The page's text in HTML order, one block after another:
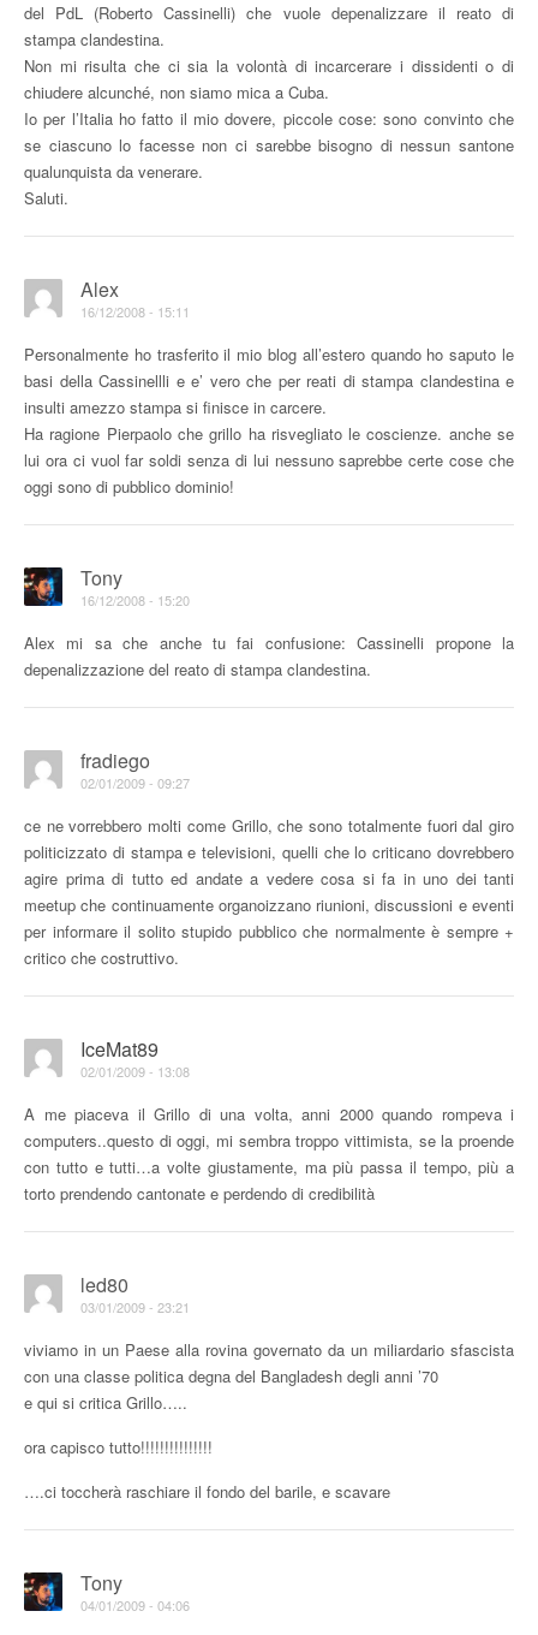
del PdL (Roberto Cassinelli) che vuole depenalizzare il reato di
stampa clandestina.
Non mi risulta che ci sia la volontà di incarcerare i dissidenti o di
chiudere alcunché, non siamo mica a Cuba.
Io per l’Italia ho fatto il mio dovere, piccole cose: sono convinto che
se ciascuno lo facesse non ci sarebbe bisogno di nessun santone
qualunquista da venerare.
Saluti.
Alex
16/12/2008 - 15:11
Personalmente ho trasferito il mio blog all’estero quando ho saputo le
basi della Cassinellli e e’ vero che per reati di stampa clandestina e
insulti amezzo stampa si finisce in carcere.
Ha ragione Pierpaolo che grillo ha risvegliato le coscienze. anche se
lui ora ci vuol far soldi senza di lui nessuno saprebbe certe cose che
oggi sono di pubblico dominio!
Tony
16/12/2008 - 15:20
Alex mi sa che anche tu fai confusione: Cassinelli propone la
depenalizzazione del reato di stampa clandestina.
fradiego
02/01/2009 - 09:27
ce ne vorrebbero molti come Grillo, che sono totalmente fuori dal giro
politicizzato di stampa e televisioni, quelli che lo criticano dovrebbero
agire prima di tutto ed andate a vedere cosa si fa in uno dei tanti
meetup che continuamente organoizzano riunioni, discussioni e eventi
per informare il solito stupido pubblico che normalmente è sempre +
critico che costruttivo.
IceMat89
02/01/2009 - 13:08
A me piaceva il Grillo di una volta, anni 2000 quando rompeva i
computers..questo di oggi, mi sembra troppo vittimista, se la proende
con tutto e tutti…a volte giustamente, ma più passa il tempo, più a
torto prendendo cantonate e perdendo di credibilità
led80
03/01/2009 - 23:21
viviamo in un Paese alla rovina governato da un miliardario sfascista
con una classe politica degna del Bangladesh degli anni ’70
e qui si critica Grillo…..
ora capisco tutto!!!!!!!!!!!!!!!
….ci toccherà raschiare il fondo del barile, e scavare
Tony
04/01/2009 - 04:06